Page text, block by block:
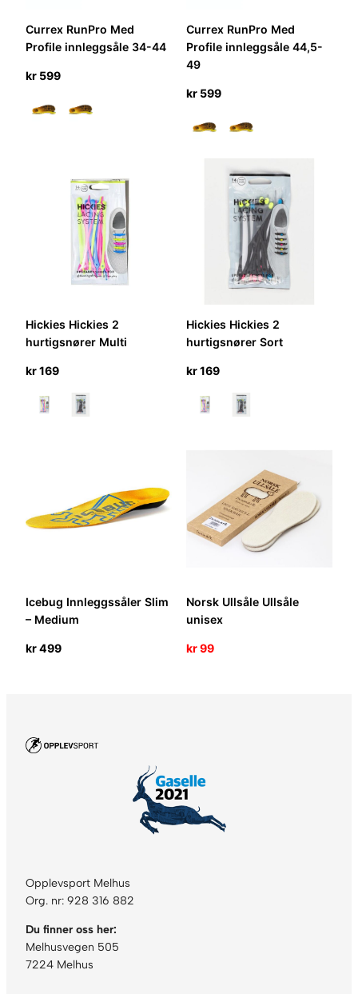
Currex RunPro Med
Profile innleggsåle 34-44
kr 599
Currex RunPro Med
Profile innleggsåle 44,5-
49
kr599
Hickies Hickies 2
hurtigsnører Multi
kr169
Hickies Hickies 2
hurtigsnører Sort
kr169
Icebug Innleggssåler Slim
– Medium
kr499
Norsk Ullsåle Ullsåle
unisex
kr99
Opplevsport Melhus
Org. nr: 928 316 882
Du finner oss her:
Melhusvegen 505
7224 Melhus